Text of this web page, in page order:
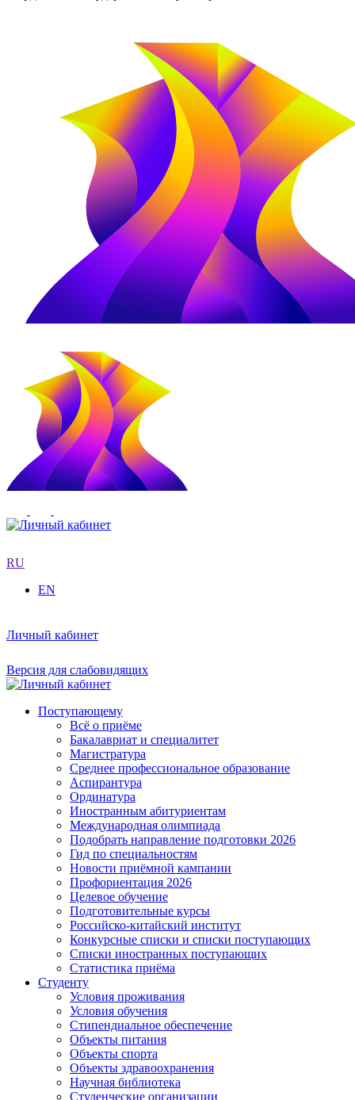
RU
EN
Личный кабинет
Версия для слабовидящих
Поступающему
Всё о приёме
Бакалавриат и специалитет
Магистратура
Среднее профессиональное образование
Аспирантура
Ординатура
Иностранным абитуриентам
Международная олимпиада
Подобрать направление подготовки 2026
Гид по специальностям
Новости приёмной кампании
Профориентация 2026
Целевое обучение
Подготовительные курсы
Российско-китайский институт
Конкурсные списки и списки поступающих
Списки иностранных поступающих
Статистика приёма
Студенту
Условия проживания
Условия обучения
Стипендиальное обеспечение
Объекты питания
Объекты спорта
Объекты здравоохранения
Научная библиотека
Студенческие организации